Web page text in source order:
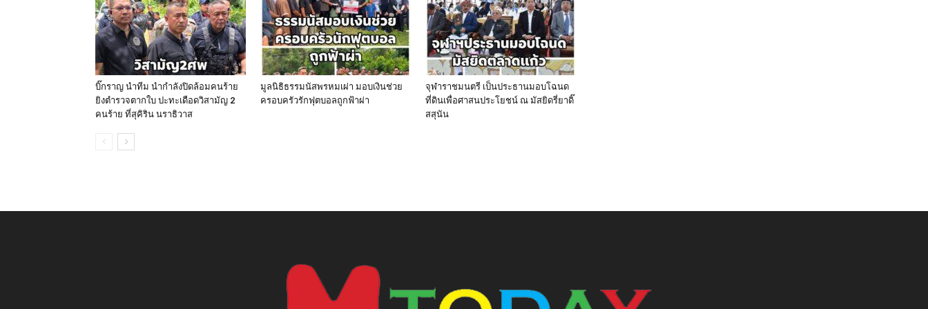
บิ๊กราญ นำทีม นำกำลังปิดล้อมคนร้าย
ยิงตำรวจตากใบ ปะทะเดือดวิสามัญ 2
คนร้าย ที่สุคิริน นราธิวาส
มูลนิธิธรรมนัสพรหมเผ่า มอบเงินช่วย
ครอบครัวรักฟุตบอลถูกฟ้าผ่า
จุฬาราชมนตรี เป็นประธานมอบโฉนด
ที่ดินเพื่อศาสนประโยชน์ ณ มัสยิดรี่ยาดิ๊
สสุนัน